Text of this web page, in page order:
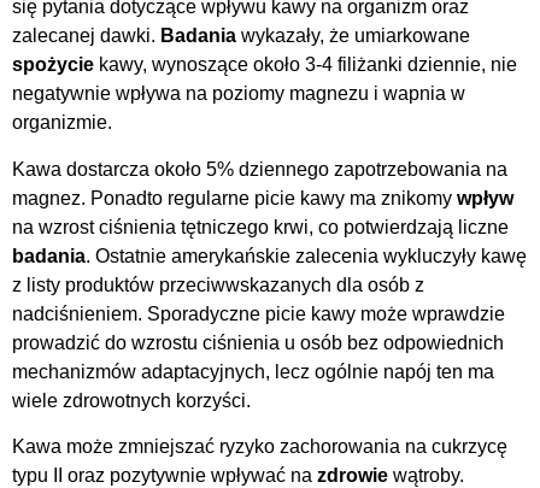
się pytania dotyczące wpływu kawy na organizm oraz
zalecanej dawki. Badania wykazały, że umiarkowane
spożycie kawy, wynoszące około 3-4 filiżanki dziennie, nie
negatywnie wpływa na poziomy magnezu i wapnia w
organizmie.
Kawa dostarcza około 5% dziennego zapotrzebowania na
magnez. Ponadto regularne picie kawy ma znikomy wpływ
na wzrost ciśnienia tętniczego krwi, co potwierdzają liczne
badania. Ostatnie amerykańskie zalecenia wykluczyły kawę
z listy produktów przeciwwskazanych dla osób z
nadciśnieniem. Sporadyczne picie kawy może wprawdzie
prowadzić do wzrostu ciśnienia u osób bez odpowiednich
mechanizmów adaptacyjnych, lecz ogólnie napój ten ma
wiele zdrowotnych korzyści.
Kawa może zmniejszać ryzyko zachorowania na cukrzycę
typu II oraz pozytywnie wpływać na zdrowie wątroby.